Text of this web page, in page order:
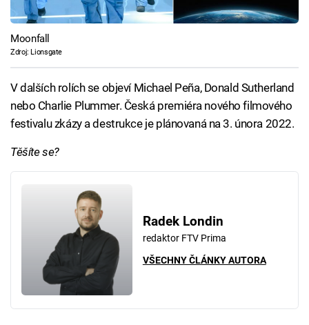
Moonfall
Zdroj: Lionsgate
V dalších rolích se objeví Michael Peña, Donald Sutherland
nebo Charlie Plummer. Česká premiéra nového filmového
festivalu zkázy a destrukce je plánovaná na 3. února 2022.
Těšíte se?
Radek Londin
redaktor FTV Prima
VŠECHNY ČLÁNKY AUTORA